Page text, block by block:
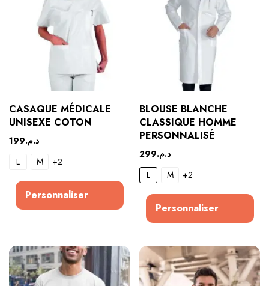
CASAQUE MÉDICALE
UNISEXE COTON
د.م.199
L
M +2
Personnaliser
BLOUSE BLANCHE
CLASSIQUE HOMME
PERSONNALISÉ
د.م.299
L
M +2
Personnaliser